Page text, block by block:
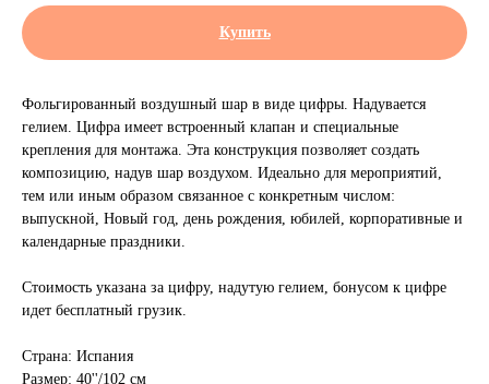
Купить
Фольгированный воздушный шар в виде цифры. Надувается
гелием. Цифра имеет встроенный клапан и специальные
крепления для монтажа. Эта конструкция позволяет создать
композицию, надув шар воздухом. Идеально для мероприятий,
тем или иным образом связанное с конкретным числом:
выпускной, Новый год, день рождения, юбилей, корпоративные и
календарные праздники.
Стоимость указана за цифру, надутую гелием, бонусом к цифре
идет бесплатный грузик.
Страна: Испания
Размер: 40''/102 см